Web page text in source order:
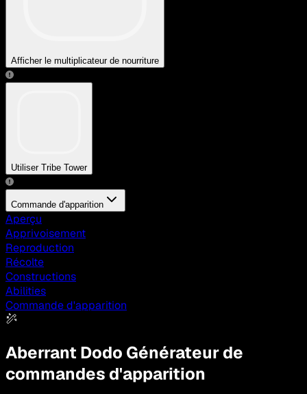
Afficher le multiplicateur de nourriture
Utiliser Tribe Tower
Commande d'apparition
Aperçu
Apprivoisement
Reproduction
Récolte
Constructions
Abilities
Commande d'apparition
Aberrant Dodo Générateur de
commandes d'apparition